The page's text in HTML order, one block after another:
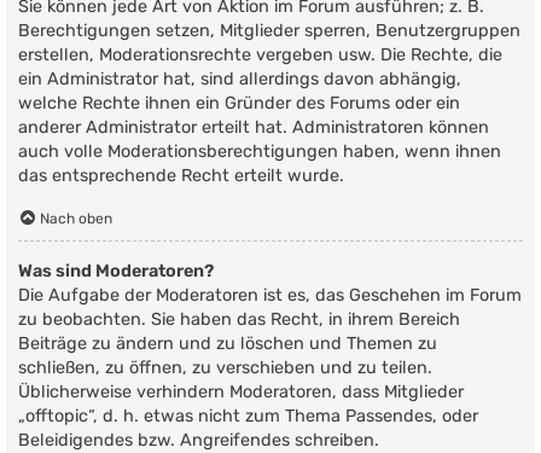
Sie können jede Art von Aktion im Forum ausführen; z. B.
Berechtigungen setzen, Mitglieder sperren, Benutzergruppen
erstellen, Moderationsrechte vergeben usw. Die Rechte, die
ein Administrator hat, sind allerdings davon abhängig,
welche Rechte ihnen ein Gründer des Forums oder ein
anderer Administrator erteilt hat. Administratoren können
auch volle Moderationsberechtigungen haben, wenn ihnen
das entsprechende Recht erteilt wurde.
Nach oben
Was sind Moderatoren?
Die Aufgabe der Moderatoren ist es, das Geschehen im Forum
zu beobachten. Sie haben das Recht, in ihrem Bereich
Beiträge zu ändern und zu löschen und Themen zu
schließen, zu öffnen, zu verschieben und zu teilen.
Üblicherweise verhindern Moderatoren, dass Mitglieder
„offtopic“, d. h. etwas nicht zum Thema Passendes, oder
Beleidigendes bzw. Angreifendes schreiben.